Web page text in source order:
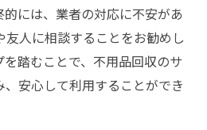
には、業者の対応に不安があ
友人に相談することをお勧めし
を踏むことで、不用品回収のサ
安心して利用することができ